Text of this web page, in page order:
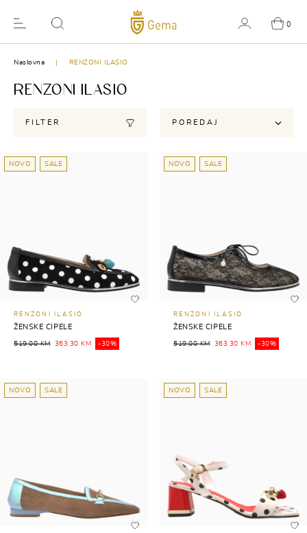
0
Naslovna RENZONI ILASIO
RENZONI ILASIO
FILTER POREDAJ
NOVO SALE
RENZONI ILASIO
ŽENSKE CIPELE
519,00 KM 363,30 KM -30%
NOVO SALE
RENZONI ILASIO
ŽENSKE CIPELE
519,00 KM 363,30 KM -30%
NOVO SALE NOVO SALE